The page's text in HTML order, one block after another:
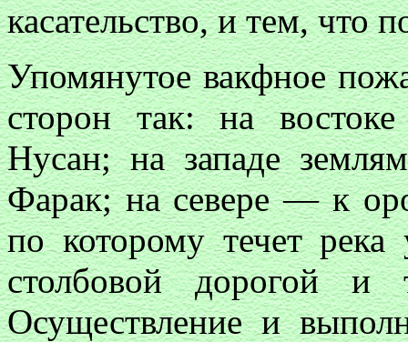
касательство, и тем, что
Упомянутое вакфное
сторон так: на
Нусан; на западе
Фарак; на севере — к
по которому течет
столбовой дорогой и
Осуществление и